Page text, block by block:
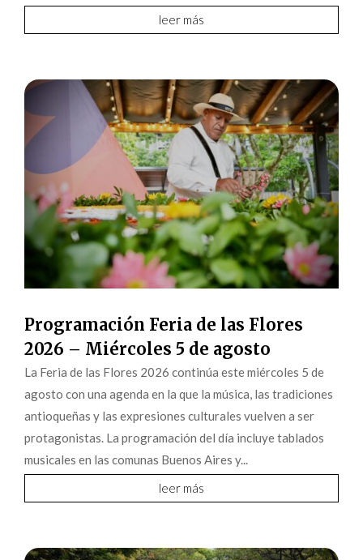
leer más
Programación Feria de las Flores
2026 – Miércoles 5 de agosto
La Feria de las Flores 2026 continúa este miércoles 5 de
agosto con una agenda en la que la música, las tradiciones
antioqueñas y las expresiones culturales vuelven a ser
protagonistas. La programación del día incluye tablados
musicales en las comunas Buenos Aires y...
leer más